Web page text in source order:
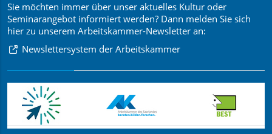
Sie möchten immer über unser aktuelles Kultur oder
Seminarangebot informiert werden? Dann melden Sie sich
hier zu unserem Arbeitskammer-Newsletter an:
Newslettersystem der Arbeitskammer